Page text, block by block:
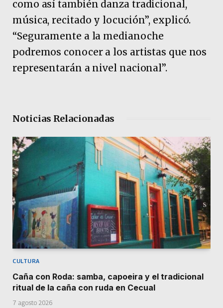
como así también danza tradicional,
música, recitado y locución”, explicó.
“Seguramente a la medianoche
podremos conocer a los artistas que nos
representarán a nivel nacional”.
Noticias Relacionadas
CULTURA
Caña con Roda: samba, capoeira y el tradicional
ritual de la caña con ruda en Cecual
7 agosto 2026